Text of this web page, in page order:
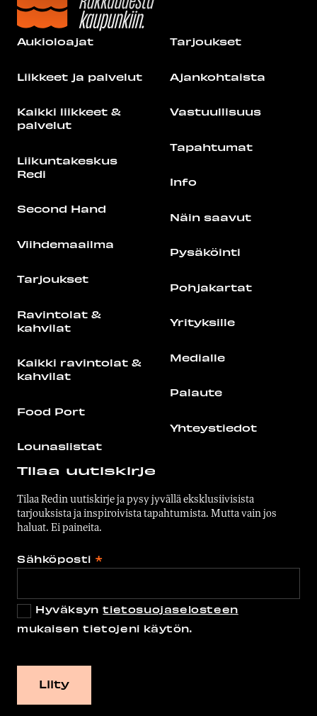
Aukioloajat
Liikkeet ja palvelut
Kaikki liikkeet &
palvelut
Liikuntakeskus
Redi
Second Hand
Viihdemaailma
Tarjoukset
Ravintolat &
kahvilat
Kaikki ravintolat &
kahvilat
Food Port
Lounaslistat
Tarjoukset
Ajankohtaista
Vastuullisuus
Tapahtumat
Info
Näin saavut
Pysäköinti
Pohjakartat
Yrityksille
Medialle
Palaute
Yhteystiedot
Tilaa uutiskirje
Tilaa Redin uutiskirje ja pysy jyvällä eksklusiivisista
tarjouksista ja inspiroivista tapahtumista. Mutta vain jos
haluat. Ei paineita.
Sähköposti *
Hyväksyntietosuojaselosteen
mukaisen tietojeni käytön.